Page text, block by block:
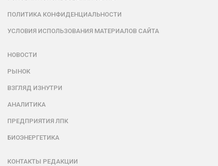
ПОЛИТИКА КОНФИДЕНЦИАЛЬНОСТИ
УСЛОВИЯ ИСПОЛЬЗОВАНИЯ МАТЕРИАЛОВ САЙТА
НОВОСТИ
РЫНОК
ВЗГЛЯД ИЗНУТРИ
АНАЛИТИКА
ПРЕДПРИЯТИЯ ЛПК
БИОЭНЕРГЕТИКА
КОНТАКТЫ РЕДАКЦИИ